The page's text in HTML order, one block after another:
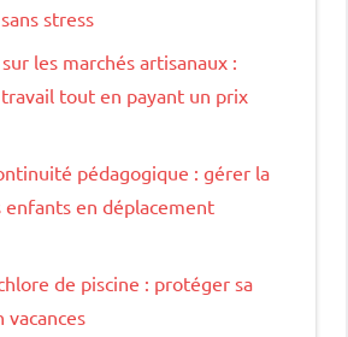
stress
les marchés artisanaux :
tout en payant un prix
pédagogique : gérer la
enfants en déplacement
de piscine : protéger sa
vacances